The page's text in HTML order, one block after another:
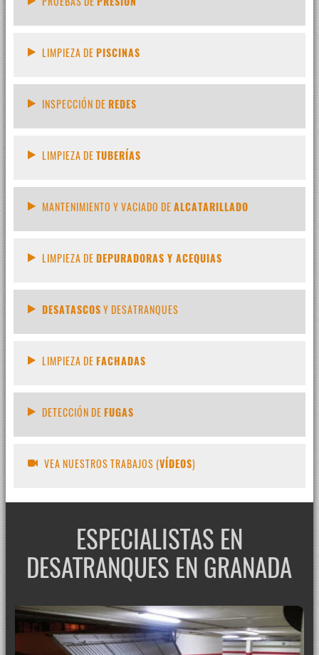
LIMPIEZA DEPISCINAS
INSPECCIÓN DEREDES
LIMPIEZA DETUBERÍAS
MANTENIMIENTO Y VACIADO DEALCATARILLADO
LIMPIEZA DEDEPURADORAS Y ACEQUIAS
DESATASCOSY DESATRANQUES
LIMPIEZA DEFACHADAS
DETECCIÓN DEFUGAS
VEA NUESTROS TRABAJOS (VÍDEOS)
ESPECIALISTAS EN
DESATRANQUES EN GRANADA